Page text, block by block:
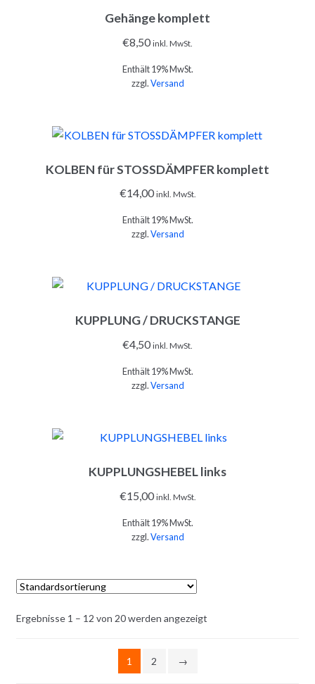
Gehänge komplett
€8,50 inkl. MwSt.
Enthält 19% MwSt.
zzgl.Versand
IN DEN WARENKORB
KOLBEN für STOSSDÄMPFER komplett
€14,00 inkl. MwSt.
Enthält 19% MwSt.
zzgl.Versand
IN DEN WARENKORB
KUPPLUNG / DRUCKSTANGE
€4,50 inkl. MwSt.
Enthält 19% MwSt.
zzgl.Versand
IN DEN WARENKORB
KUPPLUNGSHEBEL links
€15,00 inkl. MwSt.
Enthält 19% MwSt.
zzgl.Versand
Ergebnisse 1 – 12 von 20 werden angezeigt
1 2 →